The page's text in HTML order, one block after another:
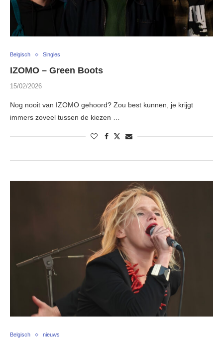
Belgisch Singles
IZOMO – Green Boots
15/02/2026
Nog nooit van IZOMO gehoord? Zou best kunnen, je krijgt
immers zoveel tussen de kiezen …
Belgisch nieuws